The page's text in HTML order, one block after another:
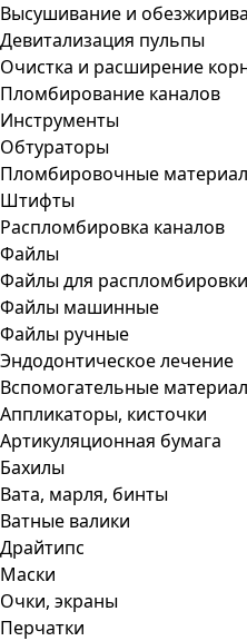
Высушивание и
Девитализация пульпы
Очистка и расширение
Пломбирование каналов
Инструменты
Обтураторы
Пломбировочные
Штифты
Распломбировка каналов
Файлы
Файлы для
Файлы машинные
Файлы ручные
Эндодонтическое лечение
Вспомогательные
Аппликаторы, кисточки
Артикуляционная бумага
Бахилы
Вата, марля, бинты
Ватные валики
Драйтипс
Маски
Очки, экраны
Перчатки